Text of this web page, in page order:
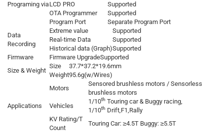
Programing viaLCD PRO
Supported
OTA Programmer
Supported
Program Port
Separate Program Port
Data
Recording
Extreme value
Supported
Real-time Data
Supported
Historical data (Graph)Supported
Firmware
Firmware UpgradeSupported
Size & Weight
Size
37.7*37.2*19.6mm
Weight95.6g(w/Wires)
Applications
Motors
Sensored brushless motors / Sensorless
brushless motors
Vehicles
1/10th Touring car & Buggy racing,
1/10th Drift,F1,Rally
KV Rating/T
Count
Touring Car: ≥4.5T Buggy: ≥5.5T